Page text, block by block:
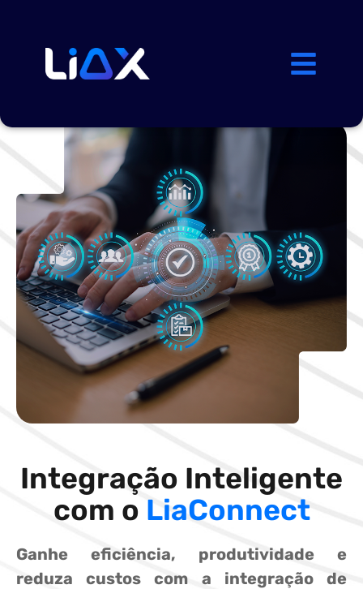
Integração Inteligente
com o LiaConnect
Ganhe eficiência, produtividade e
reduza custos com a integração de